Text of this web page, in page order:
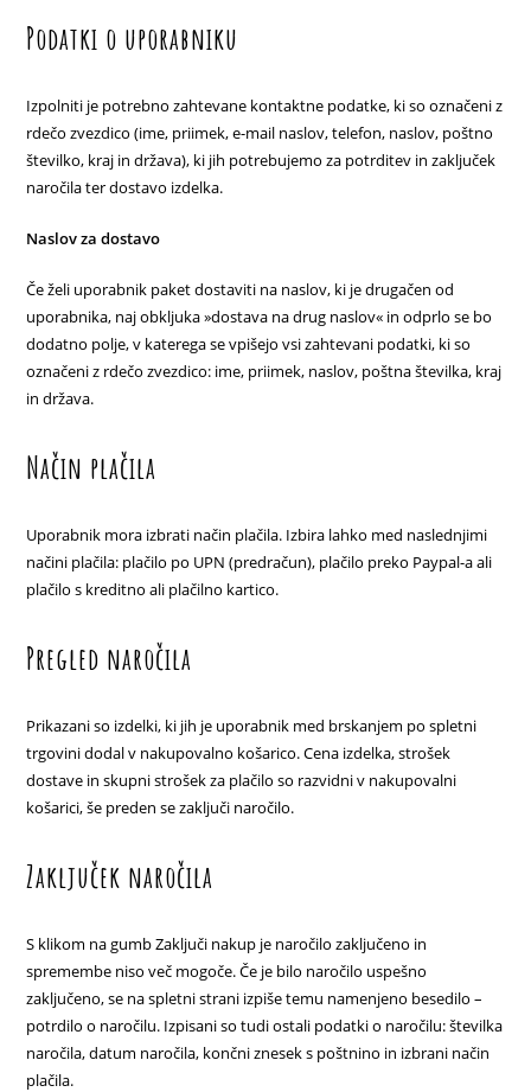
Podatki o uporabniku
Izpolniti je potrebno zahtevane kontaktne podatke, ki so označeni z
rdečo zvezdico (ime, priimek, e-mail naslov, telefon, naslov, poštno
številko, kraj in država), ki jih potrebujemo za potrditev in zaključek
naročila ter dostavo izdelka.
Naslov za dostavo
Če želi uporabnik paket dostaviti na naslov, ki je drugačen od
uporabnika, naj obkljuka »dostava na drug naslov« in odprlo se bo
dodatno polje, v katerega se vpišejo vsi zahtevani podatki, ki so
označeni z rdečo zvezdico: ime, priimek, naslov, poštna številka, kraj
in država.
Način plačila
Uporabnik mora izbrati način plačila. Izbira lahko med naslednjimi
načini plačila: plačilo po UPN (predračun), plačilo preko Paypal-a ali
plačilo s kreditno ali plačilno kartico.
Pregled naročila
Prikazani so izdelki, ki jih je uporabnik med brskanjem po spletni
trgovini dodal v nakupovalno košarico. Cena izdelka, strošek
dostave in skupni strošek za plačilo so razvidni v nakupovalni
košarici, še preden se zaključi naročilo.
Zaključek naročila
S klikom na gumb Zaključi nakup je naročilo zaključeno in
spremembe niso več mogoče. Če je bilo naročilo uspešno
zaključeno, se na spletni strani izpiše temu namenjeno besedilo –
potrdilo o naročilu. Izpisani so tudi ostali podatki o naročilu: številka
naročila, datum naročila, končni znesek s poštnino in izbrani način
plačila.